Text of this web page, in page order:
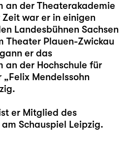
an der Theaterakademie
Zeit war er in einigen
Landesbühnen Sachsen
Theater Plauen-Zwickau
er das
an der Hochschule für
Mendelssohn
er Mitglied des
Schauspiel Leipzig.